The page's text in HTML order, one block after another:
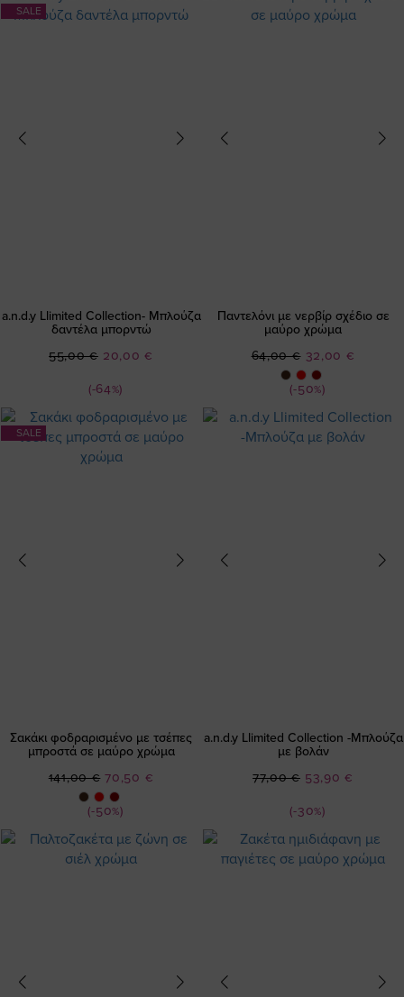
SALE
a.n.d.y Llimited Collection- Μπλούζα
δαντέλα μπορντώ
(-64%)
Ειδική
20,00 €
55,00 €
Παντελόνι με νερβίρ σχέδιο σε
μαύρο χρώμα
(-50%)
Ειδική
Τιμή
32,00 €
64,00 €
SALE
Σακάκι φοδραρισμένο με τσέπες
μπροστά σε μαύρο χρώμα
(-50%)
Ειδική
Τιμή
70,50 €
141,00 €
a.n.d.y Llimited Collection -Μπλούζα
με βολάν
(-30%)
Ειδική
53,90 €
77,00 €